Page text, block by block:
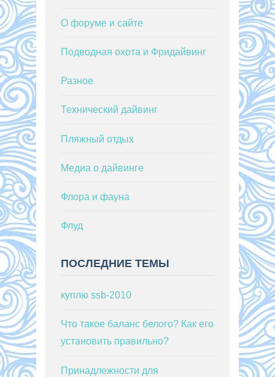
О форуме и сайте
Подводная охота и Фридайвинг
Разное
Технический дайвинг
Пляжный отдых
Медиа о дайвинге
Флора и фауна
Флуд
ПОСЛЕДНИЕ ТЕМЫ
куплю ssb-2010
Что такое баланс белого? Как его
установить правильно?
Принадлежности для